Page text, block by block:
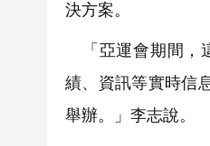
決方案。
「亞運會期間，
績、資訊等實時信
舉辦。」李志說。